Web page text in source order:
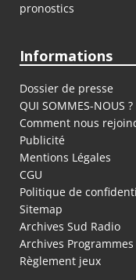
pronostics
Informations
Dossier de presse
QUI SOMMES-NOUS ?
Comment nous
Publicité
Mentions Légales
CGU
Politique de
Sitemap
Archives Sud Radio
Archives Programmes
Règlement jeux